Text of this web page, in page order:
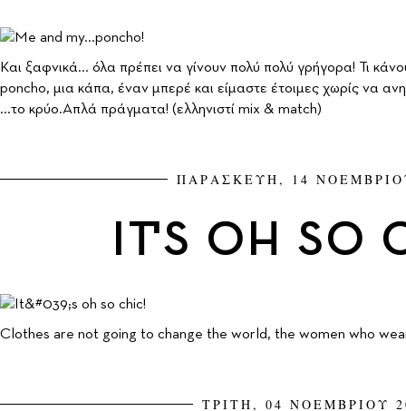
Και ξαφνικά... όλα πρέπει να γίνουν πολύ πολύ γρήγορα! Τι
poncho, μια κάπα, έναν μπερέ και είμαστε έτοιμες χωρίς να
...το κρύο.Απλά πράγματα! (ελληνιστί mix & match)
ΠΑΡΑΣΚΕΥΗ, 14
IT'S OH SO
Clothes are not going to change the world, the women who
ΤΡΙΤΗ, 04 ΝΟΕΜΒΡΙΟΥ